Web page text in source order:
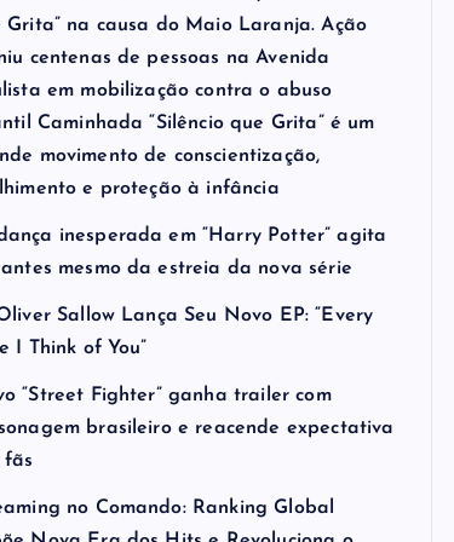
Grita” na causa do Maio Laranja. Ação
centenas de pessoas na Avenida
em mobilização contra o abuso
Caminhada “Silêncio que Grita” é um
movimento de conscientização,
e proteção à infância
inesperada em “Harry Potter” agita
mesmo da estreia da nova série
Sallow Lança Seu Novo EP: “Every
I Think of You”
“Street Fighter” ganha trailer com
brasileiro e reacende expectativa
fãs
no Comando: Ranking Global